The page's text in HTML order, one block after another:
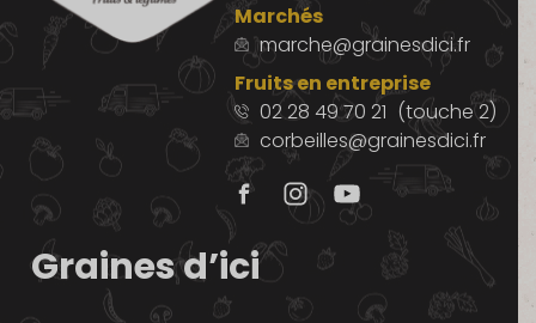
Marchés
marche@grainesdici.fr
Fruits en entreprise
02 28 49 70 21 (touche 2)
corbeilles@grainesdici.fr
Graines d’ici